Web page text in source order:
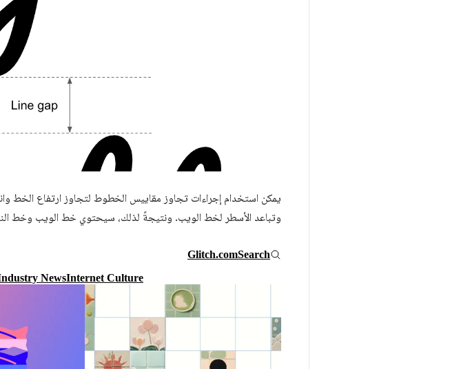
يمكن استخدام إجراءات تجاوز مقاييس الخطوط لتجاوز ارتفاع الخط
وتباعد الأسطر لخط الويب. ونتيجةً لذلك، سيحتوي خط الويب وخط